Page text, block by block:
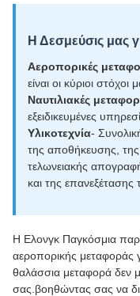
Η Δεσμεύσις μας
Αεροπορικές
είναι οι κύριοι στόχοι
Ναυτιλιακές
εξειδικευμένες
Υλικοτεχνία-
της αποθήκευσης,
τελωνειακής
και της
Η Ελονγκ Παγκόσμια
αεροπορικής μεταφοράς
θαλάσσια μεταφορά δεν
σας.βοηθώντας σας να